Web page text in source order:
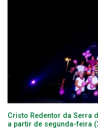
Cristo Redentor da Serra
a partir de segunda-feira